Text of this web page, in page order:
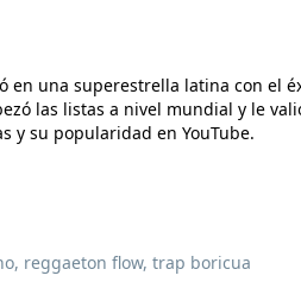
en una superestrella latina con el
las listas a nivel mundial y le
y su popularidad en YouTube.
reggaeton flow, trap boricua